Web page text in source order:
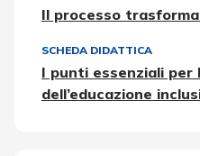
Il processo
SCHEDA DIDATTICA
I punti essenziali per
dell’educazione